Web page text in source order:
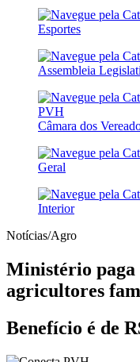
Esportes
Assembleia
Câmara dos
Geral
Interior
Notícias/Agro
Ministério
agricultores
Benefício é de